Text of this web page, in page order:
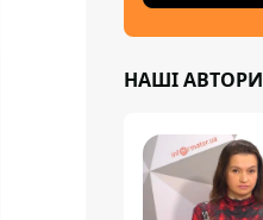
НАШІ АВТОРИ